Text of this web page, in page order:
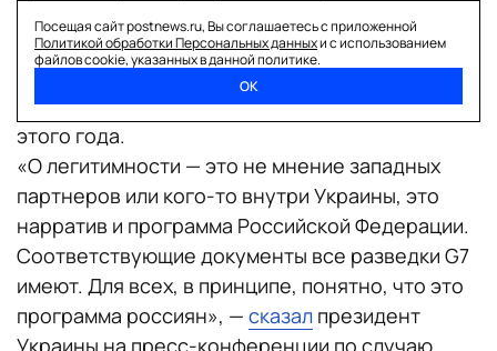
представителями парламентской фракции
«Слуга народа» Зеленский заявил о
существовании некоего «плана по
дестабилизации ситуации» на Украине в мае
этого года.
«О легитимности — это не мнение западных
партнеров или кого-то внутри Украины, это
нарратив и программа Российской Федерации.
Соответствующие документы все разведки G7
имеют. Для всех, в принципе, понятно, что это
программа россиян», — сказал президент
Украины на пресс-конференции по случаю
Посещая сайт postnews.ru, Вы соглашаетесь с приложенной
Политикой обработки Персональных данныхи с использованием
файлов cookie, указанных в данной политике.
ОК